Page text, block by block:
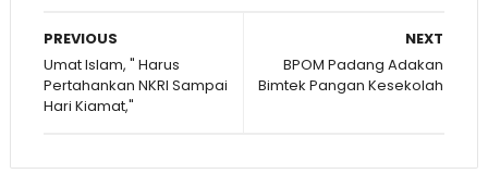
NEXT
BPOM Padang Adakan
Bimtek Pangan Kesekolah
PREVIOUS
Umat Islam, " Harus
Pertahankan NKRI Sampai
Hari Kiamat,"